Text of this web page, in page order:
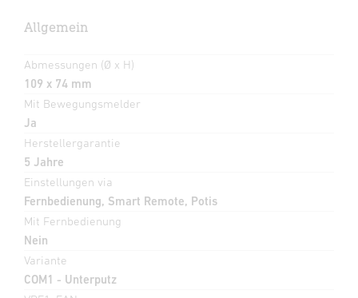
Allgemein
Abmessungen (Ø x H)
109 x 74 mm
Mit Bewegungsmelder
Ja
Herstellergarantie
5 Jahre
Einstellungen via
Fernbedienung, Smart Remote, Potis
Mit Fernbedienung
Nein
Variante
COM1 - Unterputz